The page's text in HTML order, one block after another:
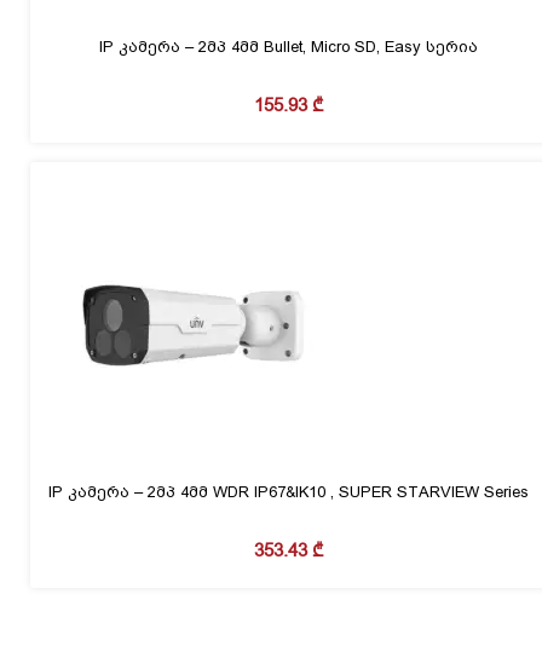
IP კამერა – 2მპ 4მმ Bullet, Micro SD, Easy სერია
155.93₾
IP კამერა – 2მპ 4მმ WDR IP67&IK10 , SUPER STARVIEW Series
353.43₾